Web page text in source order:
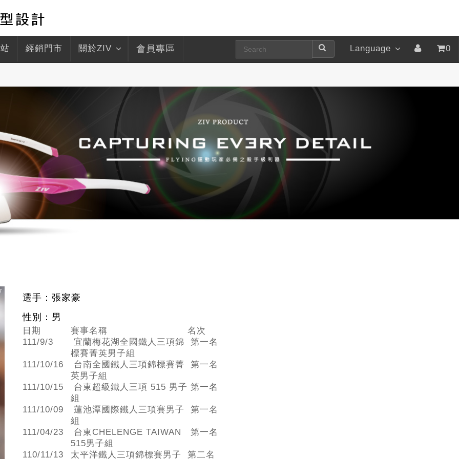
經銷門市 關於ZIV 會員專區 Language 0
選手：張家豪
性別：男
日期 賽事名稱
名次
111/9/3
宜蘭梅花湖全國鐵人三項錦
標賽菁英男子組
第一名
111/10/16
台南全國鐵人三項錦標賽菁
英男子組
第一名
111/10/15
台東超級鐵人三項 515 男子
組
第一名
111/10/09
蓮池潭國際鐵人三項賽男子
組
第一名
111/04/23
台東CHELENGE TAIWAN
515男子組
第一名
110/11/13 太平洋鐵人三項錦標賽男子 第二名